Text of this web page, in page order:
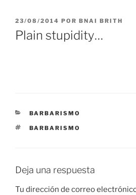
PUBLICADO
EL
23/08/2014 POR BNAI BRITH
Plain stupidity…
CATEGORÍAS
BARBARISMO
ETIQUETAS
BARBARISMO
Deja una respuesta
Tu dirección de correo